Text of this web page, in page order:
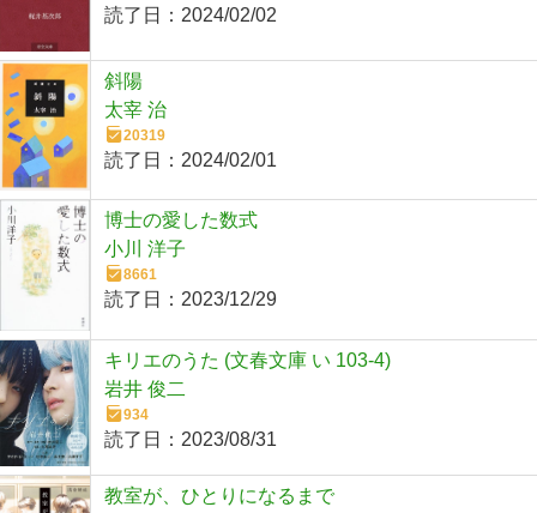
読了日： 2024/02/02
斜陽
太宰 治
20319
読了日： 2024/02/01
博士の愛した数式
小川 洋子
8661
読了日： 2023/12/29
キリエのうた (文春文庫 い 103-4)
岩井 俊二
934
読了日： 2023/08/31
教室が、ひとりになるまで